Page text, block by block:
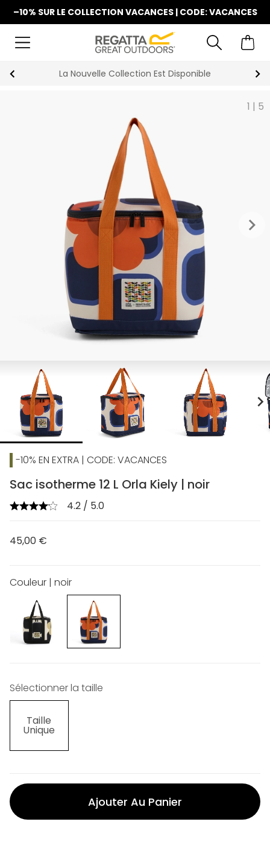
–10% SUR LE COLLECTION VACANCES | CODE: VACANCES
La Nouvelle Collection Est Disponible
1 | 5
keyboard_arrow_right
chevron_right
-10% EN EXTRA | CODE: VACANCES
Sac isotherme 12 L Orla Kiely | noir
4.2 / 5.0
45,00 €
Couleur | noir
Sélectionner la taille
Taille
Unique
Ajouter Au Panier